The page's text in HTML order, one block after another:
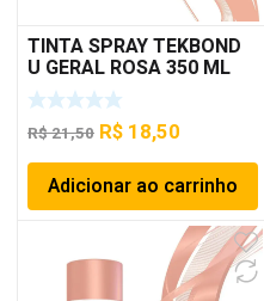
TINTA SPRAY TEKBOND
U GERAL ROSA 350 ML
R$21,50 O
preço
original
era:
R$ 21,50.
R$ 18,50
preço
atual
é:
R$ 18,50.
Adicionar ao carrinho